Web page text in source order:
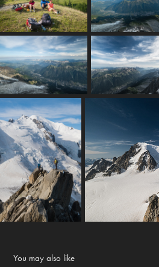
You may also like